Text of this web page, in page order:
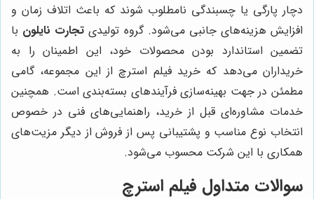
دچار پارگی یا چسبندگی نامطلوب شوند که باعث اتلاف زمان و
افزایش هزینه‌های جانبی می‌شود. گروه تولیدی تجارت نایلون با
تضمین استاندارد بودن محصولات خود، این اطمینان را به
خریداران می‌دهد که خرید فیلم استرچ از این مجموعه، گامی
مطمئن در جهت بهینه‌سازی فرآیندهای بسته‌بندی است. همچنین
خدمات مشاوره‌ای قبل از خرید، راهنمایی‌های فنی در خصوص
انتخاب نوع مناسب و پشتیبانی پس از فروش از دیگر مزیت‌های
همکاری با این شرکت محسوب می‌شود.
سوالات متداول فیلم استرچ